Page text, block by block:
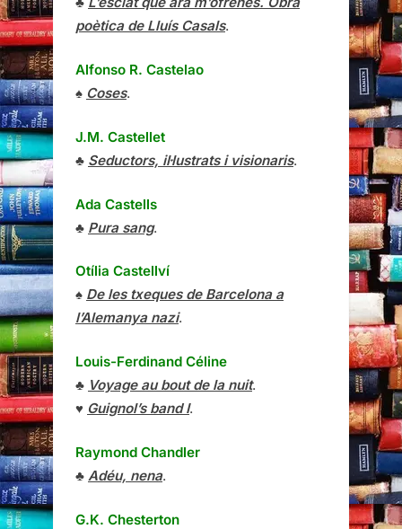
poètica de Lluís Casals.
Alfonso R. Castelao
♠ Coses.
J.M. Castellet
♣ Seductors, il·lustrats i visionaris.
Ada Castells
♣ Pura sang.
Otília Castellví
♠ De les txeques de Barcelona a
l’Alemanya nazi.
Louis-Ferdinand Céline
♣ Voyage au bout de la nuit.
♥ Guignol’s band I.
Raymond Chandler
♣ Adéu, nena.
G.K. Chesterton